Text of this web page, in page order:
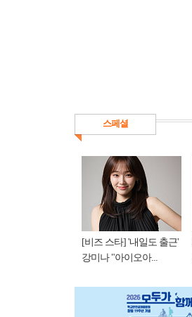
스페셜
[비즈 스타] '내일도 출근'
강미나 "아이오아...